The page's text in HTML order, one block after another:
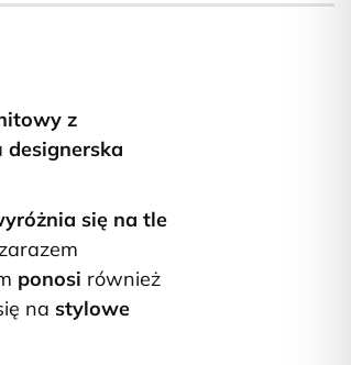
z
designerska
się na tle
ponosi również
na stylowe